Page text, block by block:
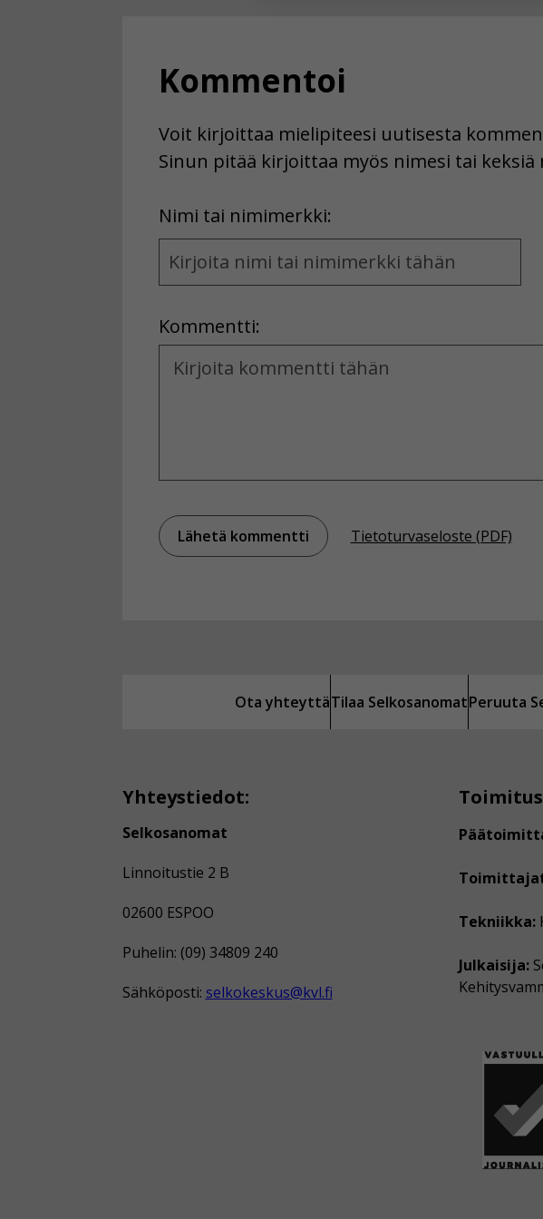
Kommentoi
Voit kirjoittaa mielipiteesi uutisesta
Sinun pitää kirjoittaa myös nimesi tai keksiä
Nimi tai nimimerkki:
Name
and
Kommentti:
Kommentti
Tietoturvaseloste (PDF)
Ota yhteyttäTilaa SelkosanomatPeruuta
Yhteystiedot:
Selkosanomat
Linnoitustie 2 B
02600 ESPOO
Puhelin: (09) 34809 240
Sähköposti: selkokeskus@kvl.fi
Tekniikka:
Julkaisija: